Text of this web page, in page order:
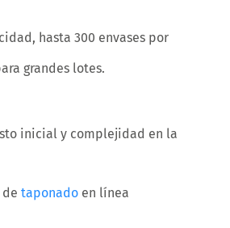
hasta 300 envases por
grandes lotes.
inicial y complejidad en la
de taponado en línea